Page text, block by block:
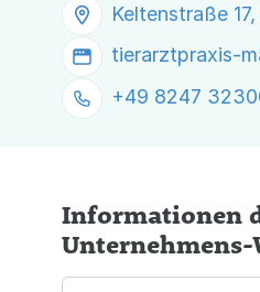
Keltenstraße
tierarztpraxis-
+49 8247
Informationen
Unternehmens-